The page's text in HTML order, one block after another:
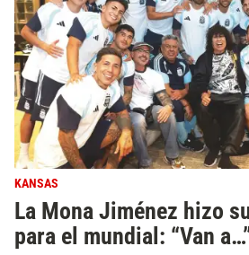
KANSAS
La Mona Jiménez hizo
para el mundial: “Van